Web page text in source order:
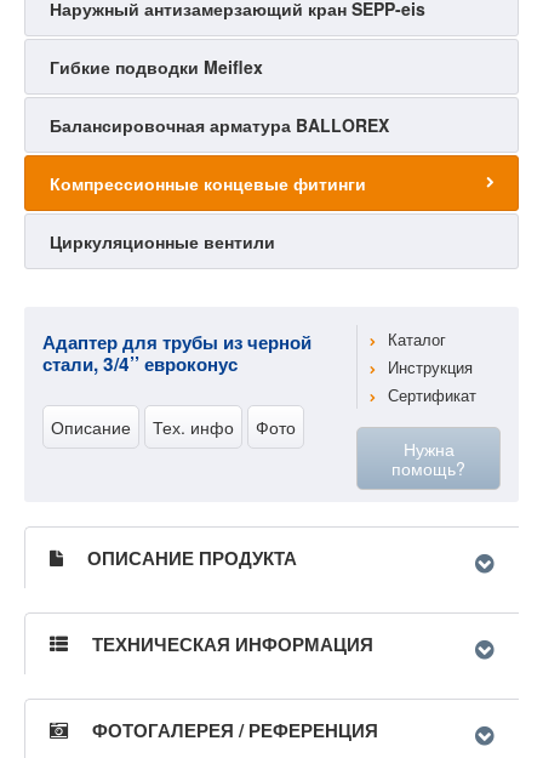
Наружный антизамерзающий кран SEPP-eis
Гибкие подводки Meiflex
Балансировочная арматура BALLOREX
Компрессионные концевые фитинги
Циркуляционные вентили
Адаптер для трубы из черной
стали, 3/4’’ евроконус
Описание Тех. инфо Фото
Каталог
Инструкция
Сертификат
Нужна
помощь?
ОПИСАНИЕ ПРОДУКТА
ТЕХНИЧЕСКАЯ ИНФОРМАЦИЯ
ФОТОГАЛЕРЕЯ / РЕФЕРЕНЦИЯ